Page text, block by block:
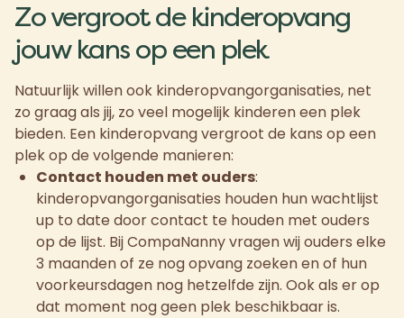
Zo vergroot de kinderopvang
jouw kans op een plek
Natuurlijk willen ook kinderopvangorganisaties, net
zo graag als jij, zo veel mogelijk kinderen een plek
bieden. Een kinderopvang vergroot de kans op een
plek op de volgende manieren:
Contact houden met ouders:
kinderopvangorganisaties houden hun wachtlijst
up to date door contact te houden met ouders
op de lijst. Bij CompaNanny vragen wij ouders elke
3 maanden of ze nog opvang zoeken en of hun
voorkeursdagen nog hetzelfde zijn. Ook als er op
dat moment nog geen plek beschikbaar is.